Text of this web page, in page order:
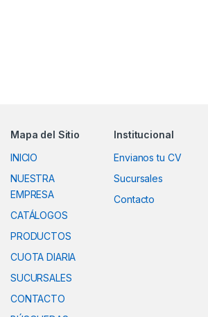
Mapa del Sitio
INICIO
NUESTRA
EMPRESA
CATÁLOGOS
PRODUCTOS
CUOTA DIARIA
SUCURSALES
CONTACTO
Institucional
Envianos tu CV
Sucursales
Contacto